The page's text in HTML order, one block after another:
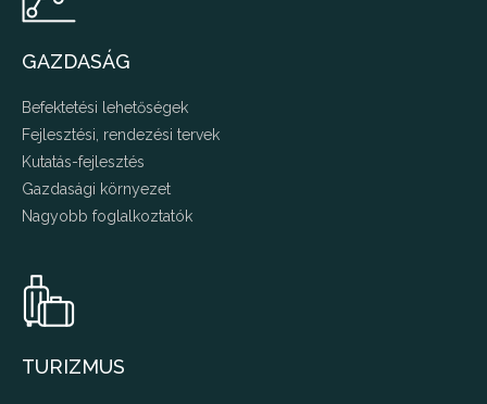
GAZDASÁG
Befektetési lehetőségek
Fejlesztési, rendezési tervek
Kutatás-fejlesztés
Gazdasági környezet
Nagyobb foglalkoztatók
TURIZMUS